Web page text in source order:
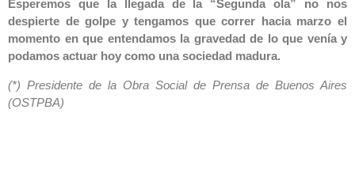
Esperemos que la llegada de la “Segunda ola” no nos
despierte de golpe y tengamos que correr hacia marzo el
momento en que entendamos la gravedad de lo que venía y
podamos actuar hoy como una sociedad madura.
(*) Presidente de la Obra Social de Prensa de Buenos Aires
(OSTPBA)